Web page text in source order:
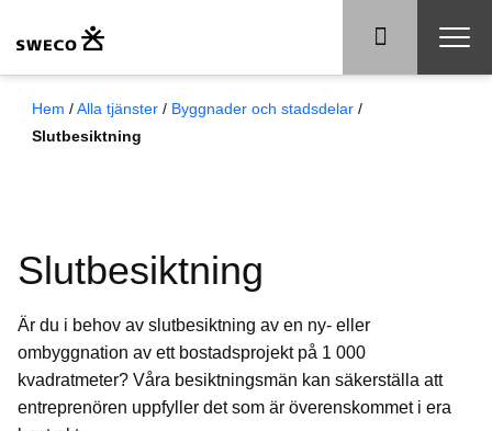
Hem /Alla tjänster / Byggnader och stadsdelar /
Slutbesiktning
Slutbesiktning
Är du i behov av slutbesiktning av en ny- eller
ombyggnation av ett bostadsprojekt på 1 000
kvadratmeter? Våra besiktningsmän kan säkerställa att
entreprenören uppfyller det som är överenskommet i era